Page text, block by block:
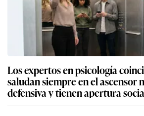
Los expertos en psicología
saludan siempre en el ascensor
defensiva y tienen apertura